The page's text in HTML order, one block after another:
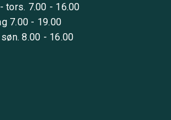
tors. 7.00 - 16.00
7.00 - 19.00
8.00 - 16.00